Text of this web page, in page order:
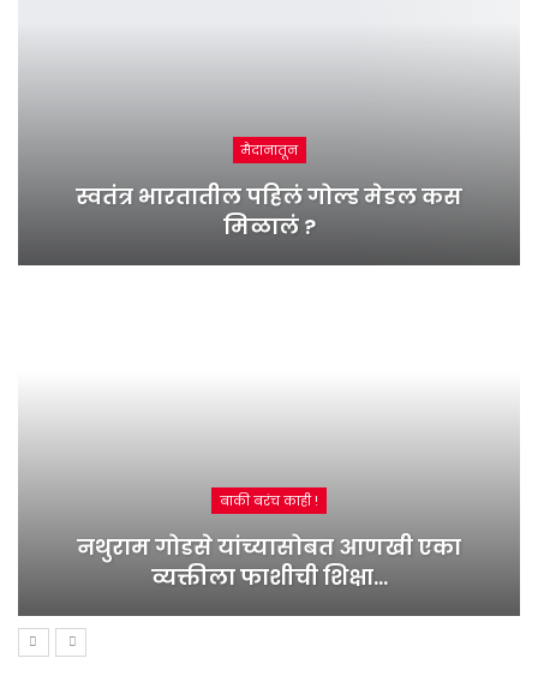
मैदानातून
स्वतंत्र भारतातील पहिलं गोल्ड मेडल कस
मिळालं ?
बाकी बरंच काही !
नथुराम गोडसे यांच्यासोबत आणखी एका
व्यक्तीला फाशीची शिक्षा…